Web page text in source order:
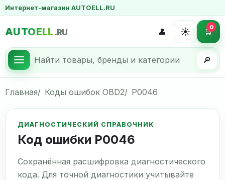
Интернет-магазин AUTOELL.RU
AUTOELL .RU
🔎
👤 ☀️ 🛒0
Главная Коды ошибок OBD2 P0046
ДИАГНОСТИЧЕСКИЙ СПРАВОЧНИК
Код ошибки P0046
Сохранённая расшифровка диагностического
кода. Для точной диагностики учитывайте